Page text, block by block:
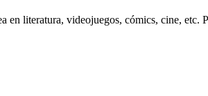
literatura, videojuegos, cómics, cine, etc.